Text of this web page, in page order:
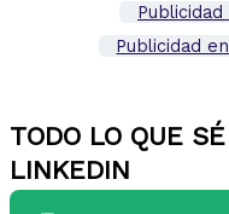
Publicidad
TODO LO QUE
LINKEDIN